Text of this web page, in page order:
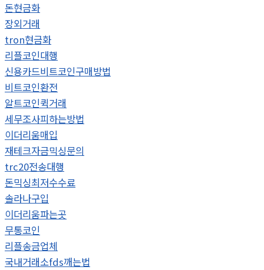
돈현금화
장외거래
tron현금화
리플코인대행
신용카드비트코인구매방법
비트코인환전
알트코인퀵거래
세무조사피하는방법
이더리움매입
재테크자금믹싱문의
trc20전송대행
돈믹싱최저수수료
솔라나구입
이더리움파는곳
무통코인
리플송금업체
국내거래소fds깨는법